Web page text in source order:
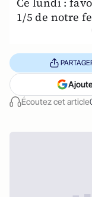
1/5 de notre
Écoutez cet article